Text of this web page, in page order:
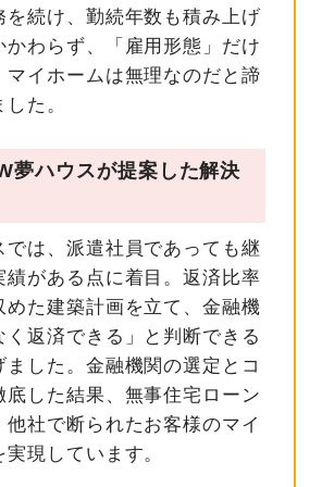
を続け、勤続年数も積み上げ
かわらず、「雇用形態」だけ
マイホームは無理なのだと諦
た。
夢ハウスが提案した解決
では、派遣社員であっても継
績がある点に着目。返済比率
めた建築計画を立て、金融機
く返済できる」と判断できる
ました。金融機関の選定とコ
底した結果、無事住宅ローン
他社で断られたお客様のマイ
現しています。